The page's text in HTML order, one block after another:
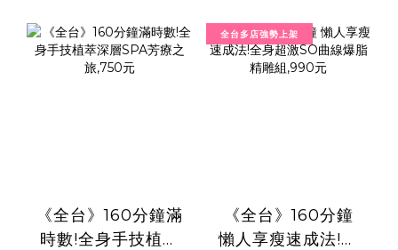
《全台》160分鐘滿
時數!全身手技植萃
全台多店強勢上架
《全台》160分鐘
懶人享瘦速成法!全